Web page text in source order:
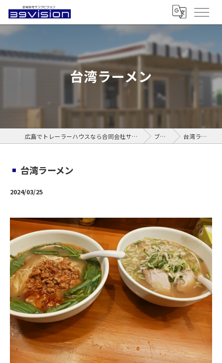
台湾ラーメン
広島でトレーラーハウスなら合同会社サンクビジョン ブログ 台湾ラーメン
台湾ラーメン
2024/03/25